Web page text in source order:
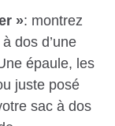
»: montrez
dos d’une
épaule, les
juste posé
sac à dos